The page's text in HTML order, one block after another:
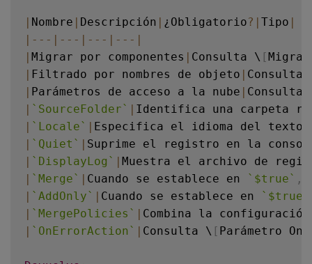
| Nombre | Descripción | ¿Obligatorio? | Tipo |
| -- - | -- - | -- - | -- - |
| Migrar por componentes | Consulta \ [Migrar
| Filtrado por nombres de objeto | Consulta
| Parámetros de acceso a la nube | Consulta
| ` SourceFolder` | Identifica una carpeta
| ` Locale` | Especifica el idioma del texto
| ` Quiet ` | Suprime el registro en la
| ` DisplayLog ` | Muestra el archivo de
| ` Merge` | Cuando se establece en ` $true` ,
| ` AddOnly` | Cuando se establece en ` $true
| ` MergePolicies ` | Combina la
| ` OnErrorAction` | Consulta \ [ Parámetro